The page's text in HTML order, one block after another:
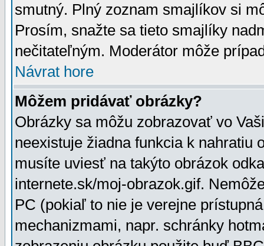
smutný. Plný zoznam smajlíkov si
Prosím, snažte sa tieto smajlíky
nečitateľným. Moderátor môže
Návrat hore
Môžem pridávať obrázky?
Obrázky sa môžu zobrazovať vo
neexistuje žiadna funkcia k nahratiu
musíte uviesť na takýto obrázok
internete.sk/moj-obrazok.gif.
PC (pokiaľ to nie je verejne
mechanizmami, napr. schránky